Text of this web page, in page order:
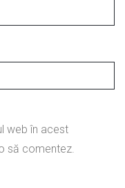
web în acest
să comentez.